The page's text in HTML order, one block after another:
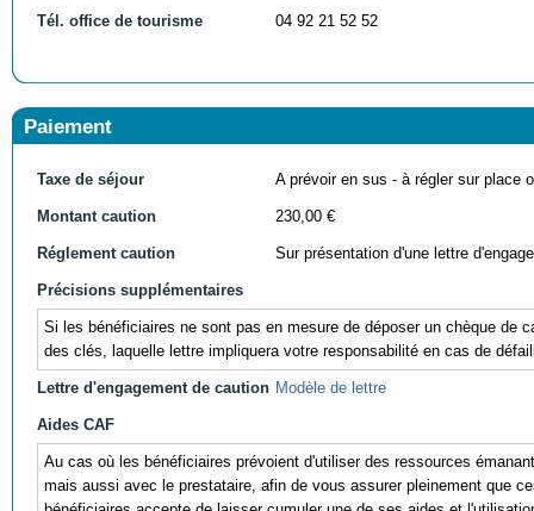
Tél. office de tourisme 04 92 21 52 52
Paiement
Taxe de séjour A prévoir en sus - à régler sur place
Montant caution 230,00 €
Réglement caution Sur présentation d'une lettre
Précisions supplémentaires
Si les bénéficiaires ne sont pas en mesure de déposer un chèque de
des clés, laquelle lettre impliquera votre responsabilité en cas de
Lettre d'engagement de caution Modèle de lettre
Aides CAF
Au cas où les bénéficiaires prévoient d'utiliser des ressources
mais aussi avec le prestataire, afin de vous assurer pleinement que